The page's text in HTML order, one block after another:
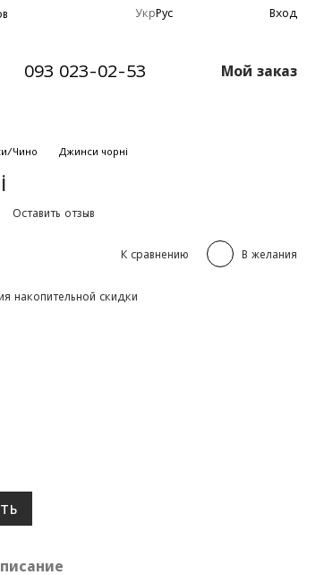
УкрРус Вход
093 023-02-53 Мой заказ
Чино Джинси чорні
Оставить отзыв
К сравнению В желания
накопительной скидки